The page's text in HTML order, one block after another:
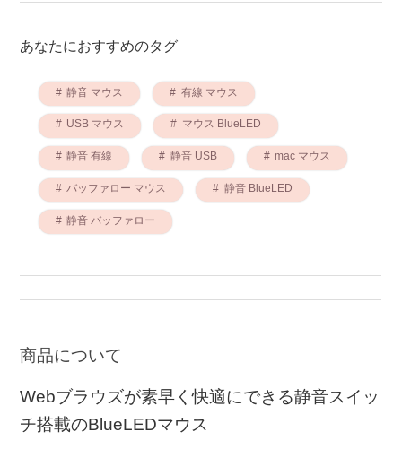
あなたにおすすめのタグ
静音 マウス 有線 マウス
USB マウス マウス BlueLED
静音 有線 静音 USB mac マウス
バッファロー マウス 静音 BlueLED
静音 バッファロー
商品について
Webブラウズが素早く快適にできる静音スイッ
チ搭載のBlueLEDマウス